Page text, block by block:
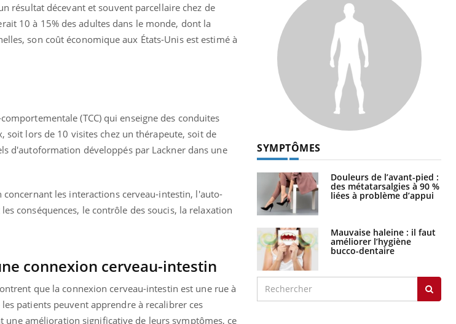
résultat décevant et souvent parcellaire chez de
10 à 15% des adultes dans le monde, dont la
son coût économique aux États-Unis est estimé à
(TCC) qui enseigne des conduites
lors de 10 visites chez un thérapeute, soit de
d'autoformation développés par Lackner dans une
les interactions cerveau-intestin, l'auto-
conséquences, le contrôle des soucis, la relaxation
connexion cerveau-intestin
que la connexion cerveau-intestin est une rue à
patients peuvent apprendre à recalibrer ces
une amélioration significative de leurs symptômes, ce
SYMPTÔMES
Douleurs de l’avant-pied :
des métatarsalgies à 90 %
liées à problème d’appui
Mauvaise haleine : il faut
améliorer l’hygiène
bucco-dentaire